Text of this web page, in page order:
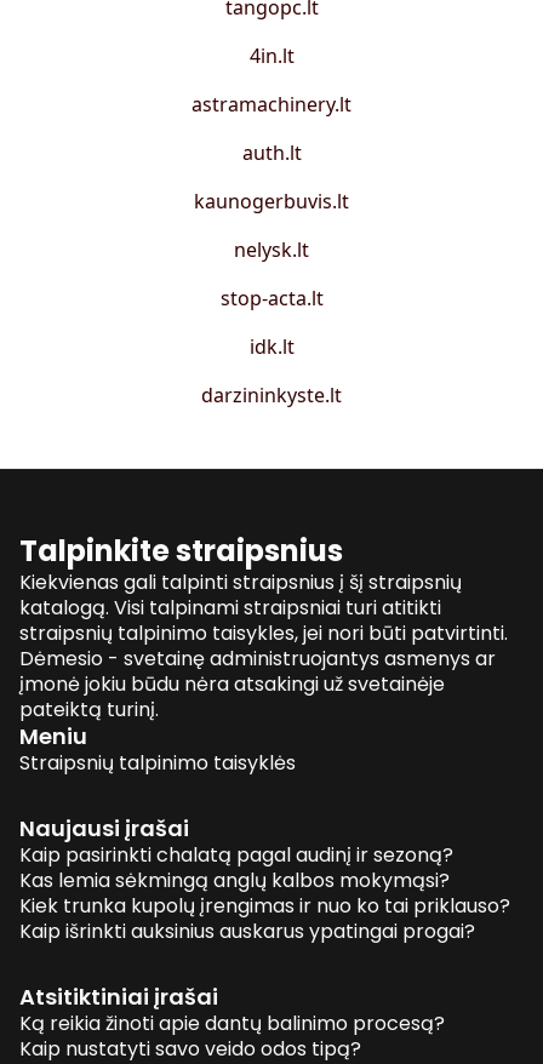
tangopc.lt
4in.lt
astramachinery.lt
auth.lt
kaunogerbuvis.lt
nelysk.lt
stop-acta.lt
idk.lt
darzininkyste.lt
Talpinkite straipsnius
Kiekvienas gali talpinti straipsnius į šį straipsnių
katalogą. Visi talpinami straipsniai turi atitikti
straipsnių talpinimo taisykles, jei nori būti patvirtinti.
Dėmesio - svetainę administruojantys asmenys ar
įmonė jokiu būdu nėra atsakingi už svetainėje
pateiktą turinį.
Meniu
Straipsnių talpinimo taisyklės
Naujausi įrašai
Kaip pasirinkti chalatą pagal audinį ir sezoną?
Kas lemia sėkmingą anglų kalbos mokymąsi?
Kiek trunka kupolų įrengimas ir nuo ko tai priklauso?
Kaip išrinkti auksinius auskarus ypatingai progai?
Atsitiktiniai įrašai
Ką reikia žinoti apie dantų balinimo procesą?
Kaip nustatyti savo veido odos tipą?